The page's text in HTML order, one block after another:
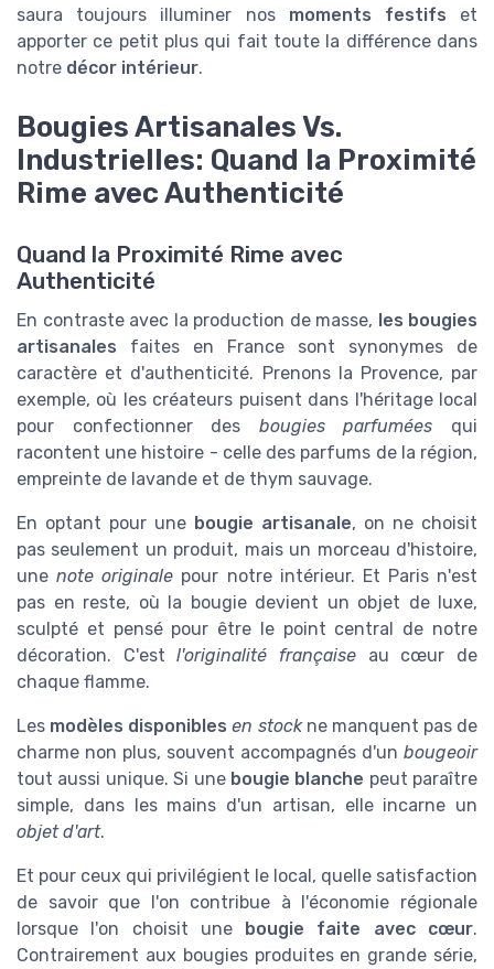
saura toujours illuminer nos moments festifs et
apporter ce petit plus qui fait toute la différence dans
notre décor intérieur.
Bougies Artisanales Vs.
Industrielles: Quand la Proximité
Rime avec Authenticité
Quand la Proximité Rime avec
Authenticité
En contraste avec la production de masse, les bougies
artisanales faites en France sont synonymes de
caractère et d'authenticité. Prenons la Provence, par
exemple, où les créateurs puisent dans l'héritage local
pour confectionner des bougies parfumées qui
racontent une histoire - celle des parfums de la région,
empreinte de lavande et de thym sauvage.
En optant pour une bougie artisanale, on ne choisit
pas seulement un produit, mais un morceau d'histoire,
unenote originale pour notre intérieur. Et Paris n'est
pas en reste, où la bougie devient un objet de luxe,
sculpté et pensé pour être le point central de notre
décoration. C'estl'originalité française au cœur de
chaque flamme.
Les modèles disponibles en stockne manquent pas de
charme non plus, souvent accompagnés d'un bougeoir
tout aussi unique. Si une bougie blanche peut paraître
simple, dans les mains d'un artisan, elle incarne un
objet d'art.
Et pour ceux qui privilégient le local, quelle satisfaction
de savoir que l'on contribue à l'économie régionale
lorsque l'on choisit une
bougie faite avec cœur.
Contrairement aux bougies produites en grande série,